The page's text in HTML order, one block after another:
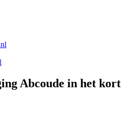
Abcoude in het kort